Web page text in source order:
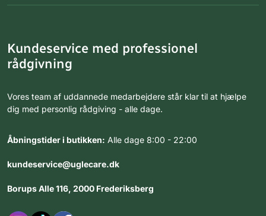
Kundeservice med professionel
rådgivning
Vores team af uddannede medarbejdere står klar til at hjælpe
dig med personlig rådgiving - alle dage.
Åbningstider i butikken: Alle dage 8:00 - 22:00
kundeservice@uglecare.dk
Borups Alle 116, 2000 Frederiksberg